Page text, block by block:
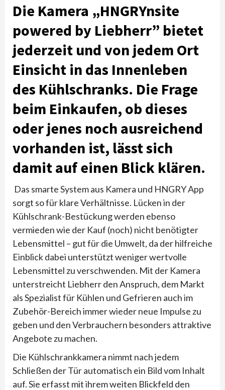
Die Kamera „HNGRYnsite
powered by Liebherr” bietet
jederzeit und von jedem Ort
Einsicht in das Innenleben
des Kühlschranks. Die Frage
beim Einkaufen, ob dieses
oder jenes noch ausreichend
vorhanden ist, lässt sich
damit auf einen Blick klären.
Das smarte System aus Kamera und HNGRY App
sorgt so für klare Verhältnisse. Lücken in der
Kühlschrank-Bestückung werden ebenso
vermieden wie der Kauf (noch) nicht benötigter
Lebensmittel – gut für die Umwelt, da der hilfreiche
Einblick dabei unterstützt weniger wertvolle
Lebensmittel zu verschwenden. Mit der Kamera
unterstreicht Liebherr den Anspruch, dem Markt
als Spezialist für Kühlen und Gefrieren auch im
Zubehör-Bereich immer wieder neue Impulse zu
geben und den Verbrauchern besonders attraktive
Angebote zu machen.
Die Kühlschrankkamera nimmt nach jedem
Schließen der Tür automatisch ein Bild vom Inhalt
auf. Sie erfasst mit ihrem weiten Blickfeld den